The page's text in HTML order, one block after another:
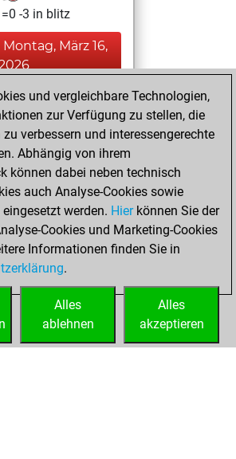
=0 -3 in blitz
Montag, März 16,
You achieved a
BeautyScore of 14
Fritz
achieved a new Elo
of 1562
Sonntag, März 15,
You created
your Fritz account
und vergleichbare Technologien,
zur Verfügung zu stellen, die
verbessern und interessengerechte
Abhängig von ihrem
können dabei neben technisch
auch Analyse-Cookies sowie
werden. Hierkönnen Sie der
Cookies und Marketing-Cookies
Informationen finden Sie in
.
Alles
akzeptieren
Alles
ablehnen